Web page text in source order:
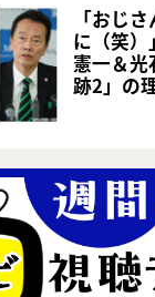
「おじ
に（笑
憲一＆
跡2」の